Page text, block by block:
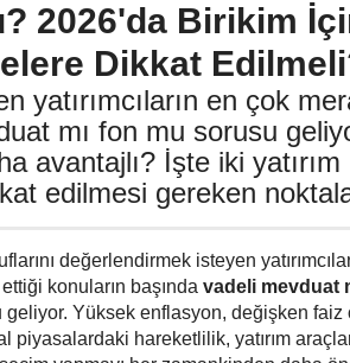
2026'da Birikim
Dikkat
yatırımcıların en çok
mı fon mu sorusu
avantajlı? İşte iki yatırım
edilmesi gereken
değerlendirmek isteyen
konuların başında vadeli mevduat
geliyor. Yüksek enflasyon, değişken faiz
piyasalardaki hareketlilik, yatırım